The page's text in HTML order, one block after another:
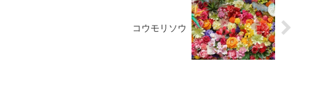
コウモリソウ